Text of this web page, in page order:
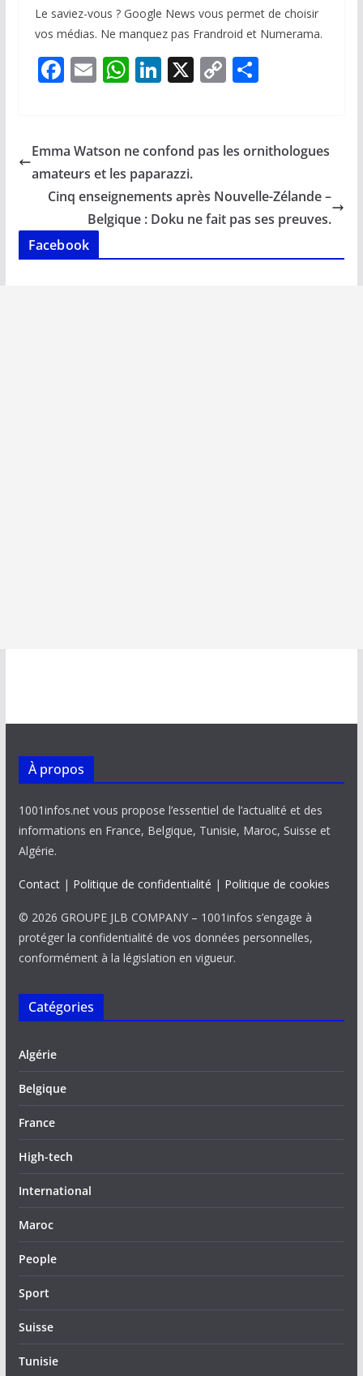
Le saviez-vous ? Google News vous permet de choisir
vos médias. Ne manquez pas Frandroid et Numerama.
F
b
o
o
k
E
l
W
s
A
p
p
Li
e
dI
n
X C
y
n
k
P
g
Emma Watson ne confond pas les ornithologues
amateurs et les paparazzi.
Cinq enseignements après Nouvelle-Zélande –
Belgique : Doku ne fait pas ses preuves.
Facebook
À propos
1001infos.net vous propose l’essentiel de l’actualité et des
informations en France, Belgique, Tunisie, Maroc, Suisse et
Algérie.
Contact| Politique de confidentialité | Politique de cookies
© 2026 GROUPE JLB COMPANY – 1001infos s’engage à
protéger la confidentialité de vos données personnelles,
conformément à la législation en vigueur.
Catégories
Algérie
Belgique
France
High-tech
International
Maroc
People
Sport
Suisse
Tunisie